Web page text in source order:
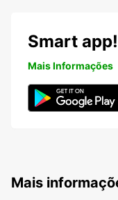
Smart
Mais Informações
Mais